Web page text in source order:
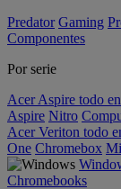
Predator Gaming
Componentes
Por serie
Acer Aspire todo
Aspire Nitro
Acer Veriton todo
One Chromebox
Chromebooks